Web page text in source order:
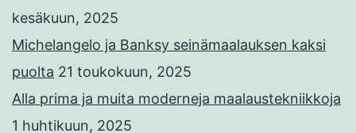
kesäkuun, 2025
Michelangelo ja Banksy seinämaalauksen kaksi
puolta 21 toukokuun, 2025
Alla prima ja muita moderneja maalaustekniikkoja
1 huhtikuun, 2025